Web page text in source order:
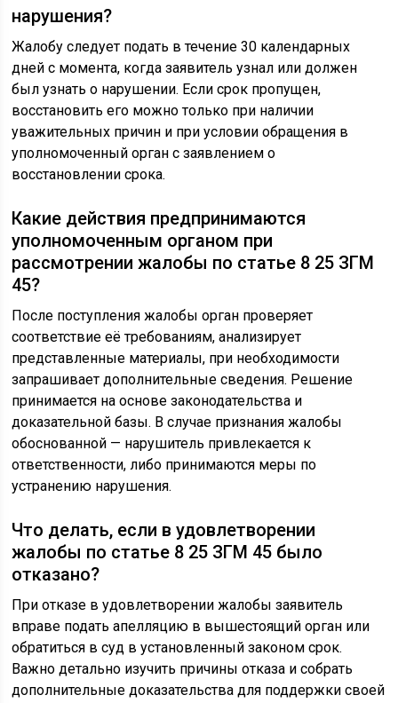
нарушения?
Жалобу следует подать в течение 30 календарных
дней с момента, когда заявитель узнал или должен
был узнать о нарушении. Если срок пропущен,
восстановить его можно только при наличии
уважительных причин и при условии обращения в
уполномоченный орган с заявлением о
восстановлении срока.
Какие действия предпринимаются
уполномоченным органом при
рассмотрении жалобы по статье 8 25 ЗГМ
45?
После поступления жалобы орган проверяет
соответствие её требованиям, анализирует
представленные материалы, при необходимости
запрашивает дополнительные сведения. Решение
принимается на основе законодательства и
доказательной базы. В случае признания жалобы
обоснованной — нарушитель привлекается к
ответственности, либо принимаются меры по
устранению нарушения.
Что делать, если в удовлетворении
жалобы по статье 8 25 ЗГМ 45 было
отказано?
При отказе в удовлетворении жалобы заявитель
вправе подать апелляцию в вышестоящий орган или
обратиться в суд в установленный законом срок.
Важно детально изучить причины отказа и собрать
дополнительные доказательства для поддержки своей